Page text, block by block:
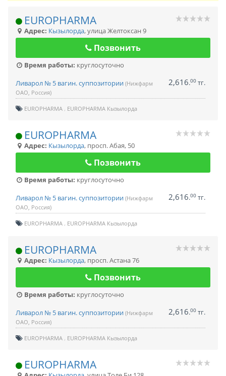
EUROPHARMA
Адрес: Кызылорда,улица Желтоксан 9
Позвонить
Время работы: круглосуточно
Ливарол № 5 вагин. суппозитории (Нижфарм
ОАО, Россия)
2,616.00 тг.
EUROPHARMA EUROPHARMA Кызылорда
EUROPHARMA
Адрес: Кызылорда, просп. Абая, 50
Позвонить
Время работы: круглосуточно
Ливарол № 5 вагин. суппозитории (Нижфарм
ОАО, Россия)
2,616.00 тг.
EUROPHARMA EUROPHARMA Кызылорда
EUROPHARMA
Адрес: Кызылорда, просп. Астана 76
Позвонить
Время работы: круглосуточно
Ливарол № 5 вагин. суппозитории (Нижфарм
ОАО, Россия)
2,616.00 тг.
EUROPHARMA EUROPHARMA Кызылорда
EUROPHARMA